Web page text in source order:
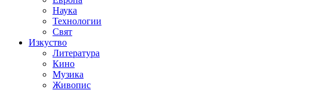
Наука
Технологии
Свят
Изкуство
Литература
Кино
Музика
Живопис